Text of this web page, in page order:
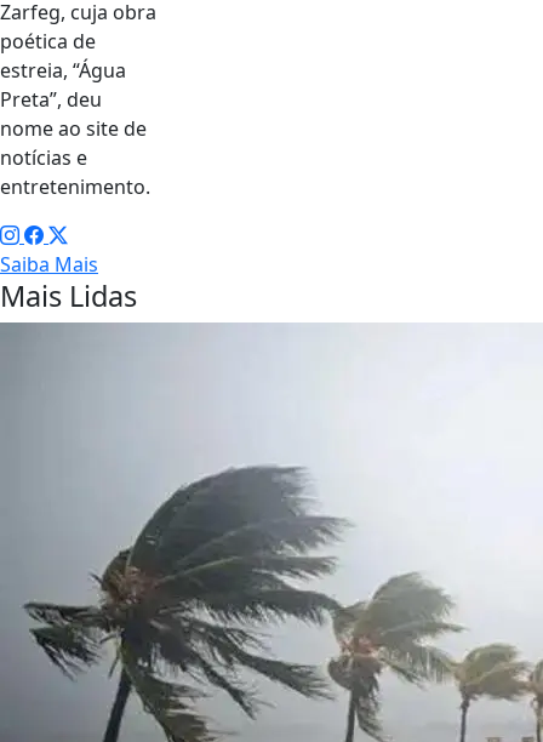
Zarfeg, cuja obra
poética de
estreia, “Água
Preta”, deu
nome ao site de
notícias e
entretenimento.
Saiba Mais
Mais Lidas